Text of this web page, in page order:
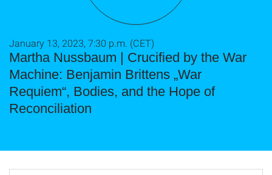
Martha Nussbaum | Crucified by the War
Machine: Benjamin Brittens „War
Requiem“, Bodies, and the Hope of
Reconciliation
January 13, 2023, 7:30 p.m. (CET)